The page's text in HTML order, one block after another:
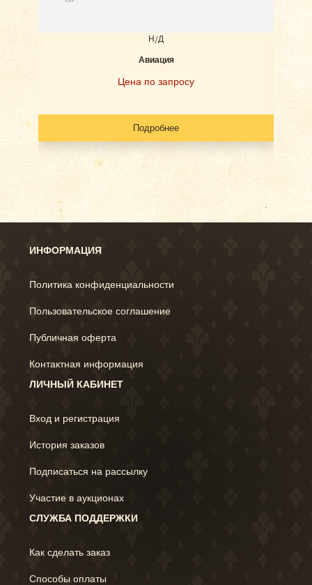
Н/Д
Авиация
Цена по запросу
Подробнее
ИНФОРМАЦИЯ
Политика конфиденциальности
Пользовательское соглашение
Публичная оферта
Контактная информация
ЛИЧНЫЙ КАБИНЕТ
Вход и регистрация
История заказов
Подписаться на рассылку
Участие в аукционах
СЛУЖБА ПОДДЕРЖКИ
Как сделать заказ
Способы оплаты